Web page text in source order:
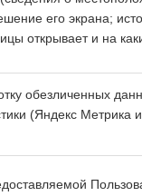
его экрана;
открывает и на
обезличенных
(Яндекс Метрика